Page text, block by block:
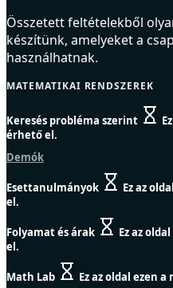
Összetett feltételekből
készítünk, amelyeket a
használhatnak.
MATEMATIKAI RENDSZEREK
Keresés probléma szerint
érhető el.
Demók
Esettanulmányok
Ez az
el.
Folyamat és árak
Ez az
el.
Math Lab Ez az oldal ezen